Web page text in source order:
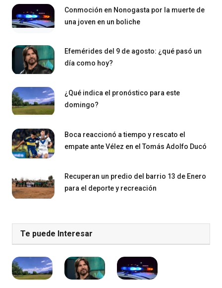
Conmoción en Nonogasta por la muerte de
una joven en un boliche
Efemérides del 9 de agosto: ¿qué pasó un
día como hoy?
¿Qué indica el pronóstico para este
domingo?
Boca reaccionó a tiempo y rescato el
empate ante Vélez en el Tomás Adolfo Ducó
Recuperan un predio del barrio 13 de Enero
para el deporte y recreación
Te puede Interesar